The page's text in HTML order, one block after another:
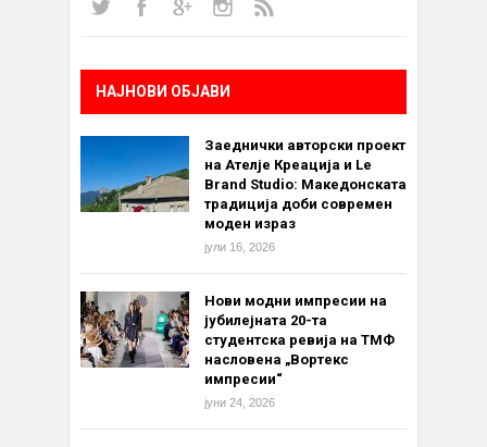
НАЈНОВИ ОБЈАВИ
Заеднички авторски проект
на Ателје Креација и Le
Brand Studio: Македонската
традиција доби современ
моден израз
јули 16, 2026
Нови модни импресии на
јубилејната 20-та
студентска ревија на ТМФ
насловена „Вортекс
импресии“
јуни 24, 2026